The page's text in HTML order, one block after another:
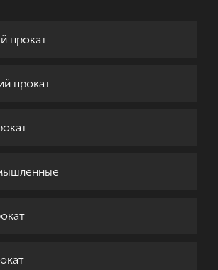
прокат
прокат